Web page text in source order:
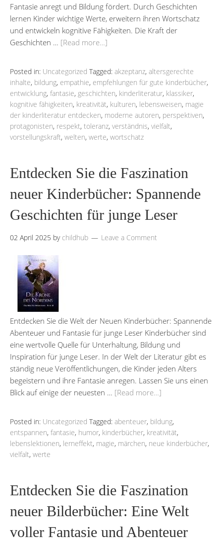
Fantasie anregt und Bildung fördert. Durch Geschichten
lernen Kinder wichtige Werte, erweitern ihren Wortschatz
und entwickeln kognitive Fähigkeiten. Die Kraft der
Geschichten … [Read more…]
Posted in: Uncategorized Tagged: akzeptanz, altersgerechte
inhalte, bildung, empathie, empfehlungen für gute kinderbücher,
entwicklung, fantasie, geschichten, kinderliteratur, klassiker,
kognitive fähigkeiten, kreativität, kulturen, lebensweisen, magie
der kinderliteratur entdecken, moderne autoren, perspektiven,
protagonisten, respekt, toleranz, verständnis, vielfalt,
vorstellungskraft, welten, werte, wortschatz
Entdecken Sie die Faszination
neuer Kinderbücher: Spannende
Geschichten für junge Leser
02 April 2025 by childhub Leave a Comment
Entdecken Sie die Welt der Neuen Kinderbücher: Spannende
Abenteuer und Fantasie für junge Leser Kinderbücher sind
eine wertvolle Quelle für Unterhaltung, Bildung und
Inspiration für junge Leser. In der Welt der Literatur gibt es
ständig neue Veröffentlichungen, die Kinder jeden Alters
begeistern und ihre Fantasie anregen. Lassen Sie uns einen
Blick auf einige der neuesten … [Read more…]
Posted in: Uncategorized Tagged: abenteuer, bildung,
entspannen, fantasie, humor, kinderbücher, kreativität,
lebenslektionen, lerneffekt, magie, märchen, neue kinderbücher,
vielfalt, werte
Entdecken Sie die Faszination
neuer Bilderbücher: Eine Welt
voller Fantasie und Abenteuer